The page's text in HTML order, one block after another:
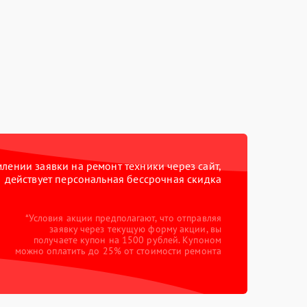
заявки на ремонт техники через сайт,
действует персональная бессрочная скидка
*Условия акции предполагают, что отправляя
заявку через текущую форму акции, вы
получаете купон на 1500 рублей. Купоном
можно оплатить до 25% от стоимости ремонта